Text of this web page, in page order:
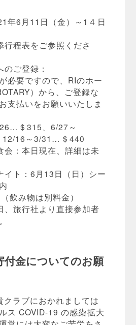
6月11日（金）～1４日
程表をご参照くださ
ご登録：
必要ですので、RIのホー
）から、ご登録な
支払いをお願いいたしま
＄315、6/27～
16～3/31…＄440
会：本日現在、詳細は未
イト：6月13日（日）シー
飲み物は別料金）
、旅行社より直接参加者
付金についてのお願
ラブにおかれましては
ス COVID-19 の感染拡大